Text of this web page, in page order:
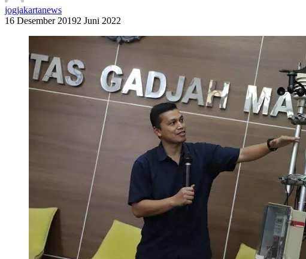
jogjakartanews
16 Desember 20192 Juni 2022